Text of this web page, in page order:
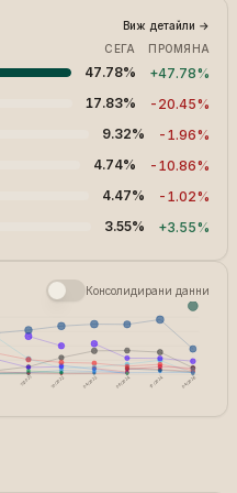
Виж детайли →
СЕГА ПРОМЯНА
47.78% +47.78%
17.83% -20.45%
9.32% -1.96%
4.74% -10.86%
4.47% -1.02%
3.55% +3.55%
Консолидирани данни
11/2021 10/2022 04/2023 06/2024 10/2024 04/2026